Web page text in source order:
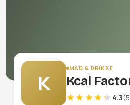
K
MAD & DRIKKE
Kcal
4.3